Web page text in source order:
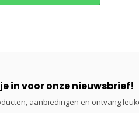
in voor onze nieuwsbrief!
aanbiedingen en ontvang